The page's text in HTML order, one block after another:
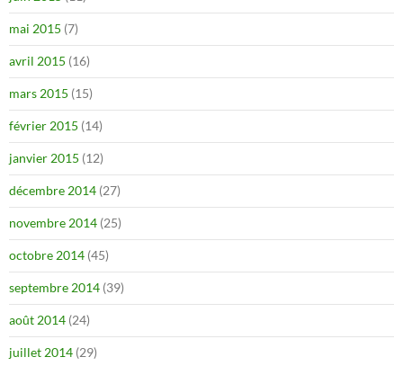
mai 2015 (7)
avril 2015 (16)
mars 2015 (15)
février 2015 (14)
janvier 2015 (12)
décembre 2014 (27)
novembre 2014 (25)
octobre 2014 (45)
septembre 2014 (39)
août 2014 (24)
juillet 2014 (29)